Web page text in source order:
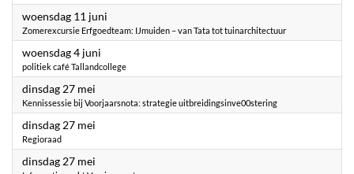
woensdag 11 juni
Zomerexcursie Erfgoedteam: IJmuiden – van Tata tot tuinarchitectuur
woensdag 4 juni
politiek café Tallandcollege
dinsdag 27 mei
Kennissessie bij Voorjaarsnota: strategie uitbreidingsinve00stering
dinsdag 27 mei
Regioraad
dinsdag 27 mei